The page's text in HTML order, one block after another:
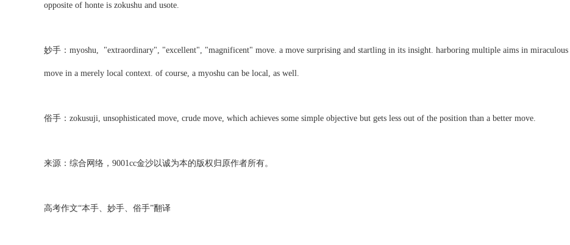
opposite of honte is zokushu and usote.
妙手：myoshu, "extraordinary", "excellent", "magnificent" move. a move surprising and startling in its insight. harboring multiple aims in
move in a merely local context. of course, a myoshu can be local, as well.
俗手：zokusuji, unsophisticated move, crude move, which achieves some simple objective but gets less out of the position than a better move.
来源：综合网络，9001cc金沙以诚为本的版权归原作者所有。
高考作文“本手、妙手、俗手”翻译